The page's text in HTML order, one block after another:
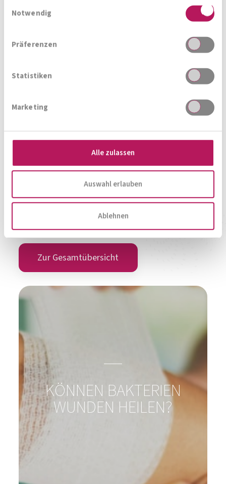
Notwendig
Präferenzen
Statistiken
Marketing
Alle zulassen
Auswahl erlauben
Ablehnen
OMNi-BiOTiC® Pro-Vi 5
Give me 5!
Zum Produkt
Zur Produktübersicht
Magazin, News, Blog
Immer auf den neusten Stand
Zur Gesamtübersicht